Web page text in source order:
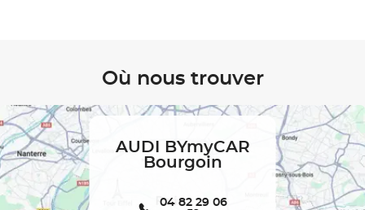
Où nous trouver
AUDI BYmyCAR
Bourgoin
04 82 29 06